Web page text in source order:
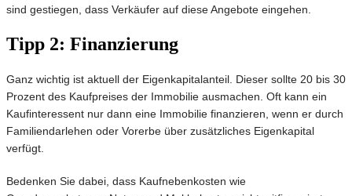
sind gestiegen, dass Verkäufer auf diese Angebote eingehen.
Tipp 2: Finanzierung
Ganz wichtig ist aktuell der Eigenkapitalanteil. Dieser sollte 20 bis 30
Prozent des Kaufpreises der Immobilie ausmachen. Oft kann ein
Kaufinteressent nur dann eine Immobilie finanzieren, wenn er durch
Familiendarlehen oder Vorerbe über zusätzliches Eigenkapital
verfügt.
Bedenken Sie dabei, dass Kaufnebenkosten wie